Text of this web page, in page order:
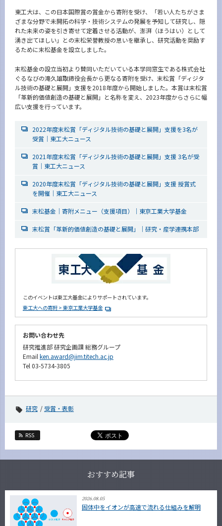
東工大は、この日本国際賞の賞金から寄附を受け、「若い人たちがさま
ざまな分野で未開拓の科学・技術システムの発展を予知して研究し、隠
れた未来の姿を引き寄せて定着させる活動が、澎湃（ほうはい）として
湧き出てほしい」との末松栄誉教授の思いを継承し、研究活動を奨励す
るために末松基金を設立しました。
末松基金の設立当初より賛同いただいている本学同窓生である株式会社
ぐるなびの滝久雄取締役会長から更なる寄附を受け、末松賞「ディジタ
ル技術の基礎と展開」支援を2018年度から開始しました。本賞は末松賞
「革新的価値創造の基礎と展開」と名称を変え、2023年度からさらに幅
広い支援を行っています。
2022年度末松賞「ディジタル技術の基礎と展開」支援を3名が
受賞｜東工大ニュース
2021年度末松賞「ディジタル技術の基礎と展開」支援 3名が受
賞｜東工大ニュース
2020年度末松賞「ディジタル技術の基礎と展開」支援 授賞式
を開催｜東工大ニュース
末松基金｜寄附メニュー（支援項目）｜東京工業大学基金
末松賞「革新的価値創造の基礎と展開」｜研究・産学連携本部
このイベントは東工大基金によりサポートされています。
東工大への寄附 > 東京工業大学基金
お問い合わせ先
研究推進部 研究企画課 総務グループ
Emailken.award@jim.titech.ac.jp
Tel 03-5734-3805
研究 受賞・表彰
RSS
おすすめ記事
2026.08.05
固体中をイオンが高速で流れる仕組みを解明